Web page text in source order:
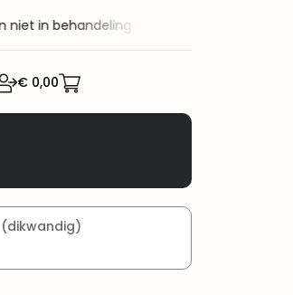
behandeling genomen.
€ 0,00
(dikwandig)